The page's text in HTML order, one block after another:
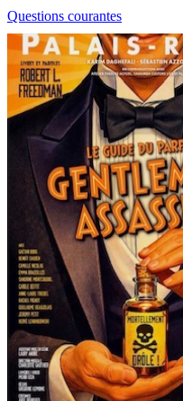
Questions courantes